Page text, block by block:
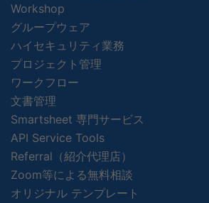
Workshop
グループウェア
ハイセキュリティ業務
プロジェクト管理
ワークフロー
文書管理
Smartsheet 専門サービス
API Service Tools
Referral（紹介代理店）
Zoom等による無料相談
オリジナル テンプレート